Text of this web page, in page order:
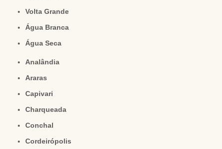
Volta Grande
Água Branca
Água Seca
Analândia
Araras
Capivari
Charqueada
Conchal
Cordeirópolis